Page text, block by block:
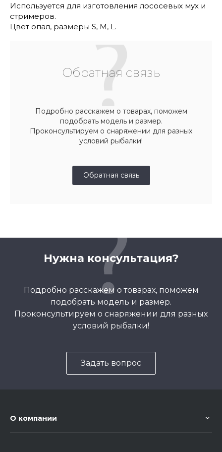
Используется для изготовления лососевых мух и
стримеров.
Цвет опал, размеры S, M, L.
Обратная связь
Подробно расскажем о товарах, поможем
подобрать модель и размер.
Проконсультируем о снаряжении для разных
условий рыбалки!
Обратная связь
Нужна консультация?
Подробно расскажем о товарах, поможем
подобрать модель и размер.
Проконсультируем о снаряжении для разных
условий рыбалки!
Задать вопрос
О компании